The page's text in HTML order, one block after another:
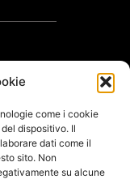
come i cookie
dispositivo. Il
dati come il
sito. Non
su alcune